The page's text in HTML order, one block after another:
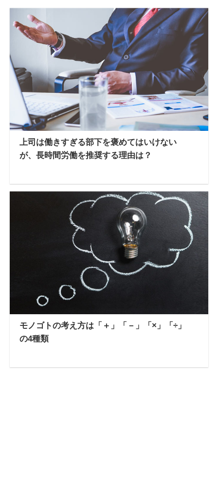
上司は働きすぎる部下を褒めてはいけない
が、長時間労働を推奨する理由は？
モノゴトの考え方は「＋」「－」「×」「÷」
の4種類